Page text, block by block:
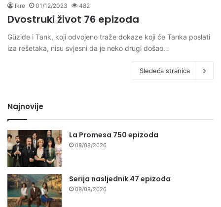
Ikre 01/12/2023 482
Dvostruki život 76 epizoda
Güzide i Tarık, koji odvojeno traže dokaze koji će Tarıka poslati
iza rešetaka, nisu svjesni da je neko drugi došao…
Sledeća stranica
Najnovije
La Promesa 750 epizoda
08/08/2026
Serija nasljednik 47 epizoda
08/08/2026